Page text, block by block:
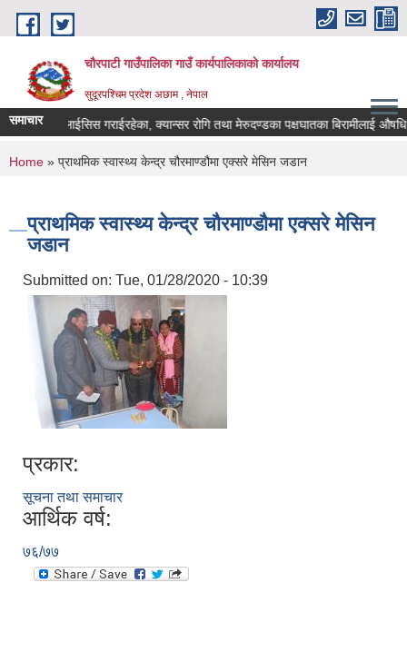
Skip to main content
चौरपाटी गाउँपालिका गाउँ कार्यपालिकाकाे कार्यालय
सुदूरपश्चिम प्रदेश अछाम , नेपाल
समाचारडायलाईसिस गराईरहेका, क्यान्सर रोगि तथा मेरुदण्डका पक्षघातका बिरामीलाई औषधि
You are here
Home » प्राथमिक स्वास्थ्य केन्द्र चौरमाण्डौमा एक्सरे मेसिन जडान
प्राथमिक स्वास्थ्य केन्द्र चौरमाण्डौमा एक्सरे मेसिन
जडान
Submitted on: Tue, 01/28/2020 - 10:39
प्रकार:
सूचना तथा समाचार
आर्थिक वर्ष:
७६/७७